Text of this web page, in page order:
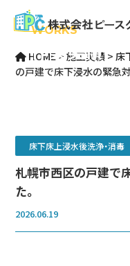
WORKS
作業実績
HOME >施工実績 >床
の戸建で床下浸水の緊急
床下床上浸水後洗浄・消毒
札幌市西区の戸建で
た。
2026.06.19